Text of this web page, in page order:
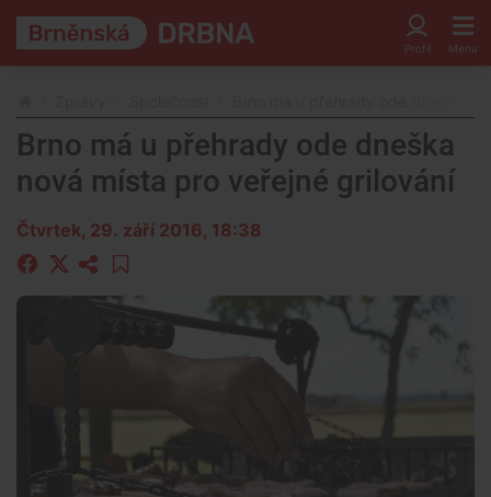
Brno má u přehrady ode dneška
nová místa pro veřejné grilování
Čtvrtek, 29. září 2016, 18:38